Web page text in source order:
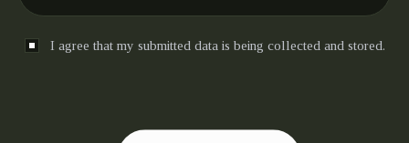
I agree that my submitted data is being collected and stored.